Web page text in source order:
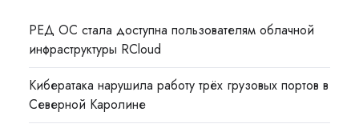
РЕД ОС стала доступна пользователям облачной
инфраструктуры RCloud
Кибератака нарушила работу трёх грузовых портов в
Северной Каролине